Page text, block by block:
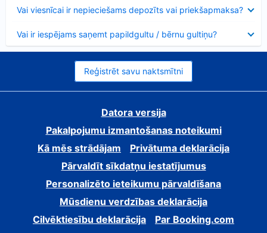
Vai viesnīcai ir nepieciešams depozīts vai priekšapmaksa?
Vai ir iespējams saņemt papildgultu / bērnu gultiņu?
Reģistrēt savu naktsmītni
Datora versija
Pakalpojumu izmantošanas noteikumi
Kā mēs strādājam
Privātuma deklarācija
Pārvaldīt sīkdatņu iestatījumus
Personalizēto ieteikumu pārvaldīšana
Mūsdienu verdzības deklarācija
Cilvēktiesību deklarācija
Par Booking.com